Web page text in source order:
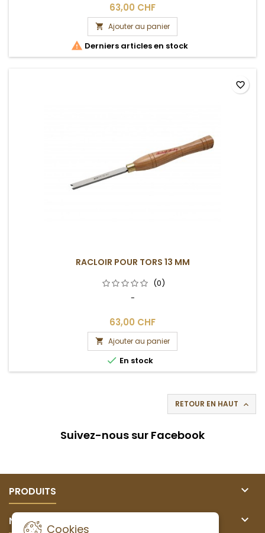
63,00 CHF
 Ajouter au panier
 Derniers articles en stock
RACLOIR POUR TORS 13 MM
(0)
-
63,00 CHF
 Ajouter au panier
 En stock
favorite_border
RETOUR EN HAUT 
Suivez-nous sur Facebook
PRODUITS 
NOTRE SOCIÉTÉ 
Cookies